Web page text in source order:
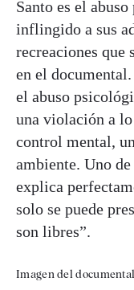
Santo es el
inflingido a sus
recreaciones que
en el
el abuso
una violación a lo
control mental,
ambiente. Uno
explica
solo se puede
son libres”.
Imagen del